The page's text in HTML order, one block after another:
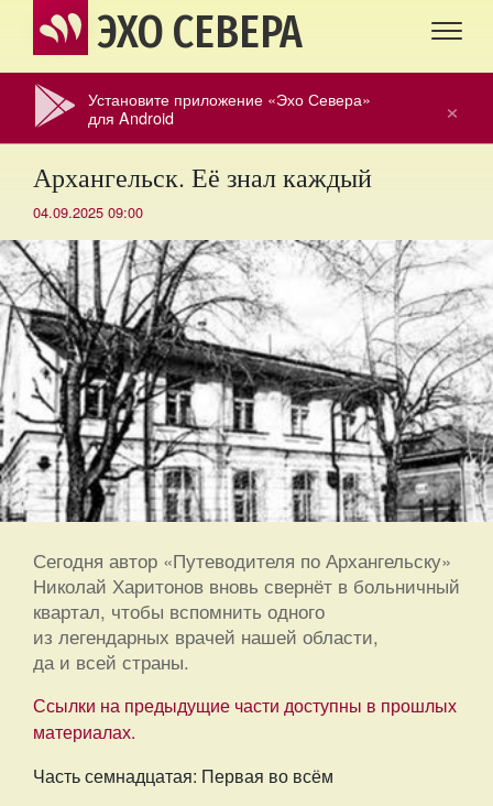
ЭХО СЕВЕРА
×
Установите приложение «Эхо Севера»
для Android
Архангельск. Её знал каждый
04.09.2025 09:00
Сегодня автор «Путеводителя по Архангельску»
Николай Харитонов вновь свернёт в больничный
квартал, чтобы вспомнить одного
из легендарных врачей нашей области,
да и всей страны.
Ссылки на предыдущие части доступны в прошлых
материалах.
Часть семнадцатая: Первая во всём